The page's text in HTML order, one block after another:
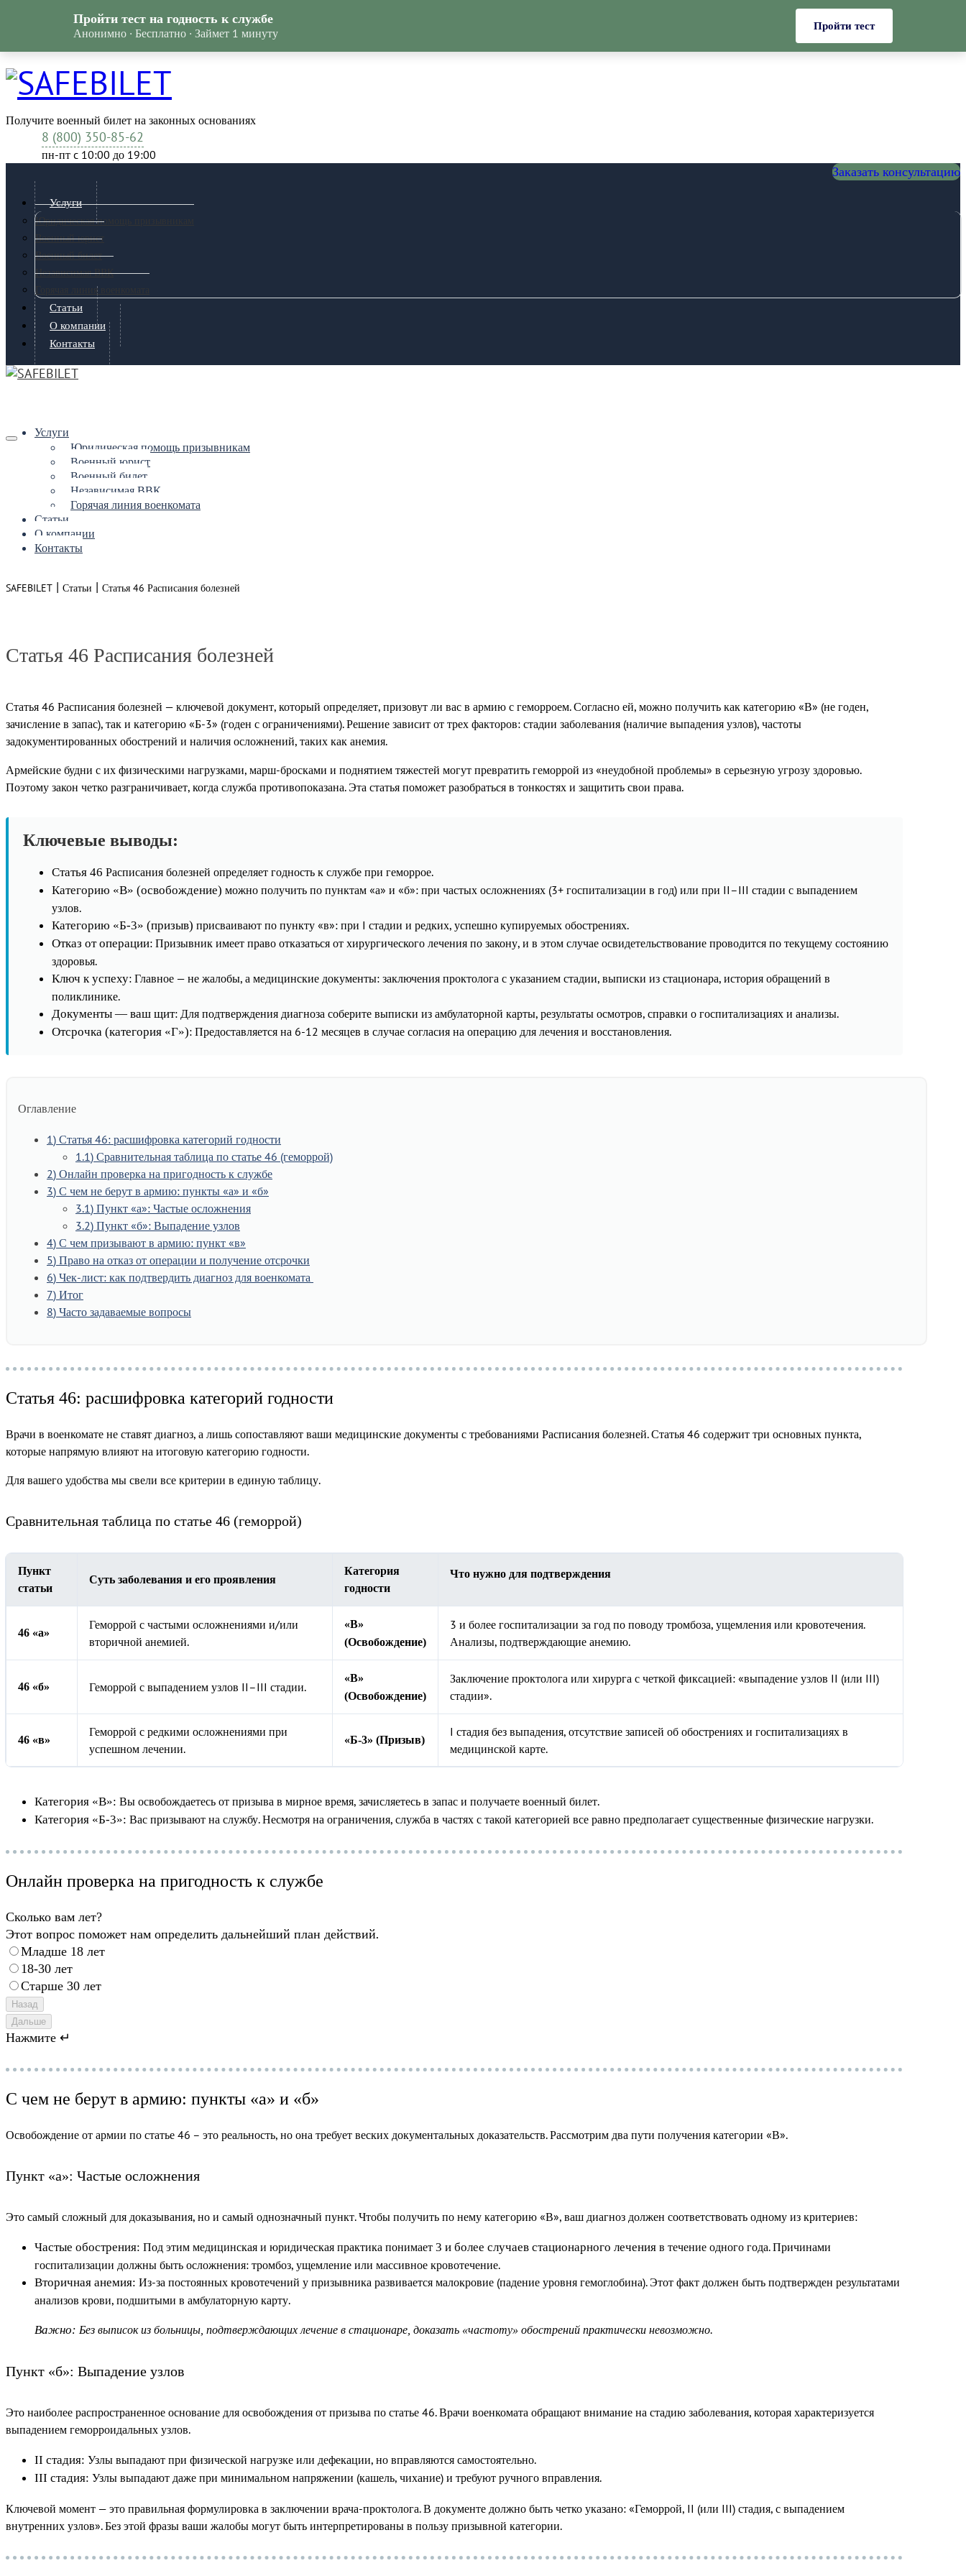
Получите военный билет на законных основаниях
8 (800) 350-85-62
пн-пт c 10:00 до 19:00
Заказать консультацию
Услуги
Юридическая помощь призывникам
Военный юрист
Военный билет
Независимая ВВК
Горячая линия военкомата
Статьи
О компании
Контакты
Услуги
Юридическая помощь призывникам
Военный юрист
Военный билет
Независимая ВВК
Горячая линия военкомата
Статьи
О компании
Контакты
SAFEBILET | Статьи | Статья 46 Расписания болезней
Статья 46 Расписания болезней
Статья 46 Расписания болезней — ключевой документ, который определяет, призовут ли вас в армию с геморроем. Согласно ей, можно получить как категорию «В» (не годен,
зачисление в запас), так и категорию «Б-3» (годен с ограничениями). Решение зависит от трех факторов: стадии заболевания (наличие выпадения узлов), частоты
задокументированных обострений и наличия осложнений, таких как анемия.
Армейские будни с их физическими нагрузками, марш-бросками и поднятием тяжестей могут превратить геморрой из «неудобной проблемы» в серьезную угрозу здоровью.
Поэтому закон четко разграничивает, когда служба противопоказана. Эта статья поможет разобраться в тонкостях и защитить свои права.
Ключевые выводы:
Статья 46 Расписания болезней определяет годность к службе при геморрое.
Категорию «В» (освобождение) можно получить по пунктам «а» и «б»: при частых осложнениях (3+ госпитализации в год) или при II–III стадии с выпадением
узлов.
Категорию «Б-3» (призыв) присваивают по пункту «в»: при I стадии и редких, успешно купируемых обострениях.
Отказ от операции: Призывник имеет право отказаться от хирургического лечения по закону, и в этом случае освидетельствование проводится по текущему состоянию
здоровья.
Ключ к успеху: Главное — не жалобы, а медицинские документы: заключения проктолога с указанием стадии, выписки из стационара, история обращений в
поликлинике.
Документы — ваш щит: Для подтверждения диагноза соберите выписки из амбулаторной карты, результаты осмотров, справки о госпитализациях и анализы.
Отсрочка (категория «Г»): Предоставляется на 6-12 месяцев в случае согласия на операцию для лечения и восстановления.
Оглавление
1 Статья 46: расшифровка категорий годности
1.1 Сравнительная таблица по статье 46 (геморрой)
2 Онлайн проверка на пригодность к службе
3 С чем не берут в армию: пункты «а» и «б»
3.1 Пункт «а»: Частые осложнения
3.2 Пункт «б»: Выпадение узлов
4 С чем призывают в армию: пункт «в»
5 Право на отказ от операции и получение отсрочки
6 Чек-лист: как подтвердить диагноз для военкомата
7 Итог
8 Часто задаваемые вопросы
Статья 46: расшифровка категорий годности
Врачи в военкомате не ставят диагноз, а лишь сопоставляют ваши медицинские документы с требованиями Расписания болезней. Статья 46 содержит три основных пункта,
которые напрямую влияют на итоговую категорию годности.
Для вашего удобства мы свели все критерии в единую таблицу.
Сравнительная таблица по статье 46 (геморрой)
Пункт
статьи
Суть заболевания и его проявления
Категория
годности
Что нужно для подтверждения
46 «а»
Геморрой с частыми осложнениями и/или
вторичной анемией.
«В»
(Освобождение)
3 и более госпитализации за год по поводу тромбоза, ущемления или кровотечения.
Анализы, подтверждающие анемию.
46 «б» Геморрой с выпадением узлов II–III стадии.
«В»
(Освобождение)
Заключение проктолога или хирурга с четкой фиксацией: «выпадение узлов II (или III)
стадии».
46 «в»
Геморрой с редкими осложнениями при
успешном лечении.
«Б-3» (Призыв)
I стадия без выпадения, отсутствие записей об обострениях и госпитализациях в
медицинской карте.
Категория «В»: Вы освобождаетесь от призыва в мирное время, зачисляетесь в запас и получаете военный билет.
Категория «Б-3»: Вас призывают на службу. Несмотря на ограничения, служба в частях с такой категорией все равно предполагает существенные физические нагрузки.
Онлайн проверка на пригодность к службе
Сколько вам лет?
Этот вопрос поможет нам определить дальнейший план действий.
Младше 18 лет
18-30 лет
Старше 30 лет
Назад
Дальше
Нажмите ↵
С чем не берут в армию: пункты «а» и «б»
Освобождение от армии по статье 46 – это реальность, но она требует веских документальных доказательств. Рассмотрим два пути получения категории «В».
Пункт «а»: Частые осложнения
Это самый сложный для доказывания, но и самый однозначный пункт. Чтобы получить по нему категорию «В», ваш диагноз должен соответствовать одному из критериев:
Частые обострения: Под этим медицинская и юридическая практика понимает 3 и более случаев стационарного лечения в течение одного года. Причинами
госпитализации должны быть осложнения: тромбоз, ущемление или массивное кровотечение.
Вторичная анемия: Из-за постоянных кровотечений у призывника развивается малокровие (падение уровня гемоглобина). Этот факт должен быть подтвержден результатами
анализов крови, подшитыми в амбулаторную карту.
Важно: Без выписок из больницы, подтверждающих лечение в стационаре, доказать «частоту» обострений практически невозможно.
Пункт «б»: Выпадение узлов
Это наиболее распространенное основание для освобождения от призыва по статье 46. Врачи военкомата обращают внимание на стадию заболевания, которая характеризуется
выпадением геморроидальных узлов.
II стадия: Узлы выпадают при физической нагрузке или дефекации, но вправляются самостоятельно.
III стадия: Узлы выпадают даже при минимальном напряжении (кашель, чихание) и требуют ручного вправления.
Ключевой момент — это правильная формулировка в заключении врача-проктолога. В документе должно быть четко указано: «Геморрой, II (или III) стадия, с выпадением
внутренних узлов». Без этой фразы ваши жалобы могут быть интерпретированы в пользу призывной категории.
Пройти тест на годность к службе
Анонимно · Бесплатно · Займет 1 минуту
Пройти тест